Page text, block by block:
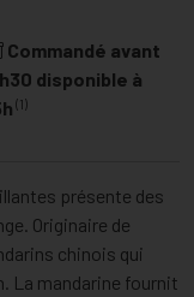
Commandé avant
disponible à
(1)
présente des
Originaire de
chinois qui
La mandarine fournit